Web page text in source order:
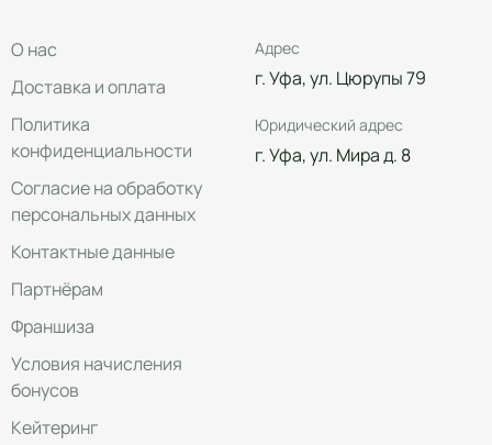
О нас
Доставка и оплата
Политика
конфиденциальности
Согласие на обработку
персональных данных
Контактные данные
Партнёрам
Франшиза
Условия начисления
бонусов
Кейтеринг
Адрес
г. Уфа, ул. Цюрупы 79
Юридический адрес
г. Уфа, ул. Мира д. 8